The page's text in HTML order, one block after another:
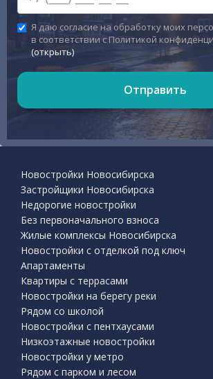
Я даю согласие на обработку моих
в соответствии с Политикой
(открыть)
Отправить
Новостройки Новосибирска
Застройщики Новосибирска
Недорогие новостройки
Без первоначального взноса
Жилые комплексы Новосибирска
Новостройки с отделкой под ключ
Апартаменты
Квартиры с террасами
Новостройки на берегу реки
Рядом со школой
Новостройки с пентхаусами
Низкоэтажные новостройки
Новостройки у метро
Рядом с парком и лесом